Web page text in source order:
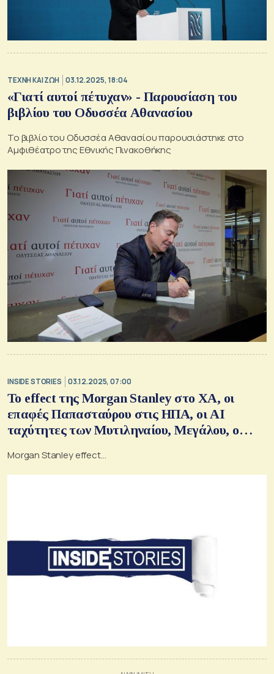
TΕΧΝΗ ΚΑΙ ΖΩΗ 03.12.2025, 18:04
«Γιατί αυτοί πέτυχαν» - Παρουσίαση του
βιβλίου του Οδυσσέα Αθανασίου
Το βιβλίο του Οδυσσέα Αθανασίου παρουσιάστηκε στο
Αμφιθέατρο της Εθνικής Πινακοθήκης
INSIDE STORIES 03.12.2025, 07:00
Το effect της Morgan Stanley στο ΧΑ, οι
επαφές Παπασταύρου στις ΗΠΑ, οι ΑΙ
ταχύτητες των Μυτιληναίου, Μεγάλου, ο
Dimand, το βιβλίο του Αθανασίου
Morgan Stanley effect…